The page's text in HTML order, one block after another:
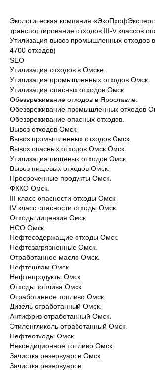
Экологическая компания
транспортирование отходов III-V классов
Утилизация вывоз промышленных отходов
4700 отходов)
SEO
Утилизация отходов в Омске.
Утилизация промышленных отходов Омск.
Утилизация опасных отходов Омск.
Обезвреживание отходов в Ярославле.
Обезвреживание промышленных отходов
Обезвреживание опасных отходов.
Вывоз отходов Омск.
Вывоз промышленных отходов Омск.
Вывоз опасных отходов Омск Омск.
Утилизация пищевых отходов Омск.
Вывоз пищевых отходов Омск.
Просроченные продукты Омск.
ФККО Омск.
III класс опасности отходы Омск.
IV класс опасности отходы Омск.
Отходы лицензия Омск
НСО Омск.
Нефтесодержащие отходы Омск.
Нефтезагрязненные Омск.
Отработанное масло Омск.
Нефтешлам Омск.
Нефтепродукты Омск.
Отходы топлива Омск.
Отработанное топливо Омск.
Дизель отработанный Омск.
Антифриз отработанный Омск.
Этиленгликоль отработанный Омск.
Нефтеотходы Омск.
Некондиционное топливо Омск.
Зачистка резервуаров Омск.
Зачистка резервуаров.